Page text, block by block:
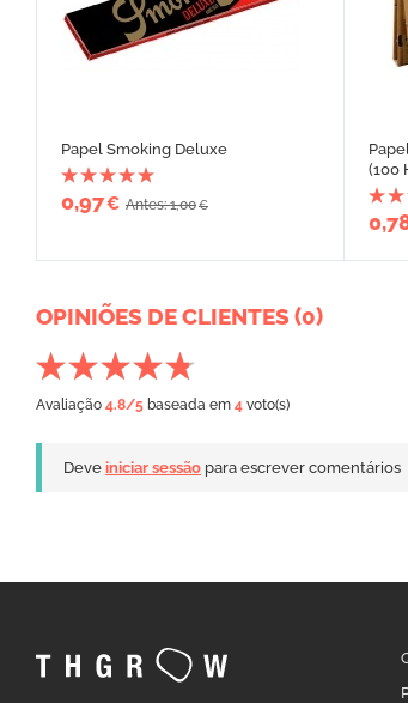
Papel Smoking Deluxe
0,97€ Antes: 1,00€
(100
OPINIÕES DE CLIENTES (0)
Avaliação 4.8/5 baseada em 4 voto(s)
Deve iniciar sessão para escrever comentários